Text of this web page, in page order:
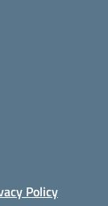
Policy